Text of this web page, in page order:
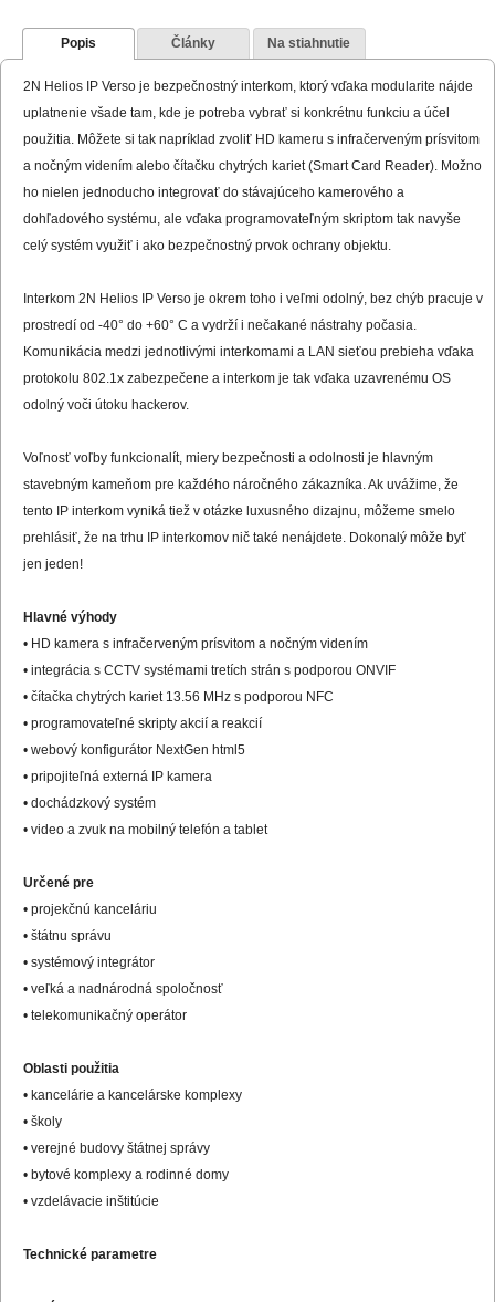
Popis Články Na stiahnutie
2N Helios IP Verso je bezpečnostný interkom, ktorý vďaka modularite nájde
uplatnenie všade tam, kde je potreba vybrať si konkrétnu funkciu a účel
použitia. Môžete si tak napríklad zvoliť HD kameru s infračerveným prísvitom
a nočným videním alebo čítačku chytrých kariet (Smart Card Reader). Možno
ho nielen jednoducho integrovať do stávajúceho kamerového a
dohľadového systému, ale vďaka programovateľným skriptom tak navyše
celý systém využiť i ako bezpečnostný prvok ochrany objektu.
Interkom 2N Helios IP Verso je okrem toho i veľmi odolný, bez chýb pracuje v
prostredí od -40° do +60° C a vydrží i nečakané nástrahy počasia.
Komunikácia medzi jednotlivými interkomami a LAN sieťou prebieha vďaka
protokolu 802.1x zabezpečene a interkom je tak vďaka uzavrenému OS
odolný voči útoku hackerov.
Voľnosť voľby funkcionalít, miery bezpečnosti a odolnosti je hlavným
stavebným kameňom pre každého náročného zákazníka. Ak uvážime, že
tento IP interkom vyniká tiež v otázke luxusného dizajnu, môžeme smelo
prehlásiť, že na trhu IP interkomov nič také nenájdete. Dokonalý môže byť
jen jeden!
Hlavné výhody
• HD kamera s infračerveným prísvitom a nočným videním
• integrácia s CCTV systémami tretích strán s podporou ONVIF
• čítačka chytrých kariet 13.56 MHz s podporou NFC
• programovateľné skripty akcií a reakcií
• webový konfigurátor NextGen html5
• pripojiteľná externá IP kamera
• dochádzkový systém
• video a zvuk na mobilný telefón a tablet
Určené pre
• projekčnú kanceláriu
• štátnu správu
• systémový integrátor
• veľká a nadnárodná spoločnosť
• telekomunikačný operátor
Oblasti použitia
• kancelárie a kancelárske komplexy
• školy
• verejné budovy štátnej správy
• bytové komplexy a rodinné domy
• vzdelávacie inštitúcie
Technické parametre